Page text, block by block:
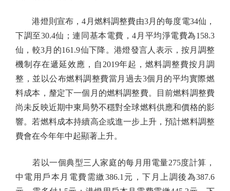
港燈則宣布，4月燃料調整費由3月的每度電34仙，
下調至30.4仙；連同基本電費，4月平均淨電費為158.3
仙，較3月的161.9仙下降。港燈發言人表示，按月調整
機制存在遞延效應，自2019年起，燃料調整費按月調
整，並以公布燃料調整費當月過去3個月的平均實際燃
料成本，釐定下一個月的燃料調整費。目前燃料調整費
尚未反映近期中東局勢不穩對全球燃料供應和價格的影
響。若燃料成本持續高企或進一步上升，預計燃料調整
費會在今年年中起顯著上升。
若以一個典型三人家庭的每月用電量275度計算，
中電用戶本月電費需繳386.1元，下月上調後為387.6